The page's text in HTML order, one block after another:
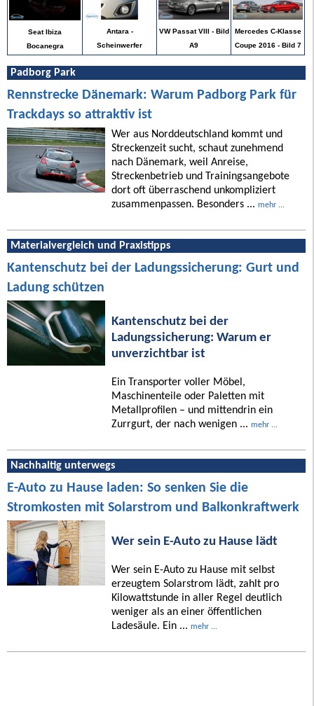
Seat Ibiza
Bocanegra
Antara -
Scheinwerfer
VW Passat VIII - Bild
A9
Mercedes C-Klasse
Coupe 2016 - Bild 7
Padborg Park
Rennstrecke Dänemark: Warum Padborg Park für
Trackdays so attraktiv ist
Wer aus Norddeutschland kommt und
Streckenzeit sucht, schaut zunehmend
nach Dänemark, weil Anreise,
Streckenbetrieb und Trainingsangebote
dort oft überraschend unkompliziert
zusammenpassen. Besonders ... mehr ...
Materialvergleich und Praxistipps
Kantenschutz bei der Ladungssicherung: Gurt und
Ladung schützen
Kantenschutz bei der
Ladungssicherung: Warum er
unverzichtbar ist
Ein Transporter voller Möbel,
Maschinenteile oder Paletten mit
Metallprofilen – und mittendrin ein
Zurrgurt, der nach wenigen ... mehr ...
Nachhaltig unterwegs
E-Auto zu Hause laden: So senken Sie die
Stromkosten mit Solarstrom und Balkonkraftwerk
Wer sein E-Auto zu Hause lädt
Wer sein E-Auto zu Hause mit selbst
erzeugtem Solarstrom lädt, zahlt pro
Kilowattstunde in aller Regel deutlich
weniger als an einer öffentlichen
Ladesäule. Ein ... mehr ...